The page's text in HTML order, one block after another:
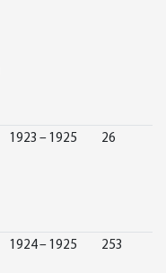
1923 – 1925 26
1924 – 1925 253